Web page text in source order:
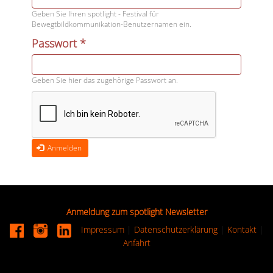
Geben Sie Ihren spotlight - Festival für
Bewegtbildkommunikation-Benutzernamen ein.
Passwort *
Geben Sie hier das zugehörige Passwort an.
Anmelden
Anmeldung zum spotlight Newsletter
Impressum| Datenschutzerklärung| Kontakt|
Anfahrt